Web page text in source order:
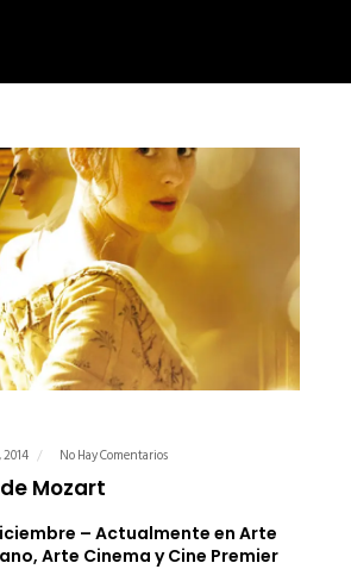
No Hay Comentarios
Mozart
– Actualmente en Arte
Arte Cinema y Cine Premier